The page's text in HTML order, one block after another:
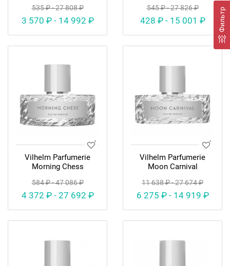
Фильтр
535 ₽ - 27 808 ₽
3 570 ₽ - 14 992 ₽
545 ₽ - 27 826 ₽
428 ₽ - 15 001 ₽
Vilhelm Parfumerie
Morning Chess
584 ₽ - 47 086 ₽
4 372 ₽ - 27 692 ₽
Vilhelm Parfumerie
Moon Carnival
11 638 ₽ - 27 674 ₽
6 275 ₽ - 14 919 ₽